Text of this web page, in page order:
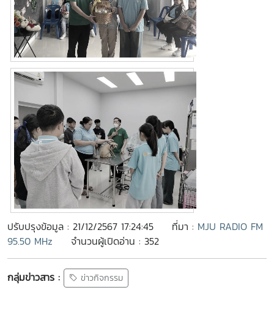
ปรับปรุงข้อมูล : 21/12/2567 17:24:45 ที่มา : MJU RADIO FM
95.50 MHz
จำนวนผู้เปิดอ่าน : 352
กลุ่มข่าวสาร : ข่าวกิจกรรม